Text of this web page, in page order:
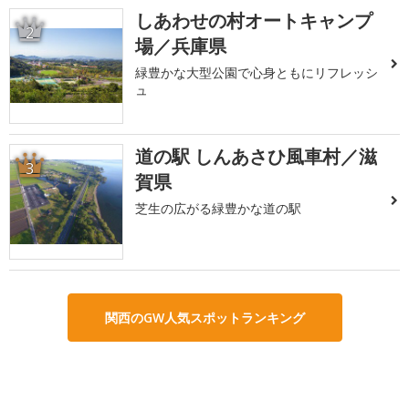
2
しあわせの村オートキャンプ
場／兵庫県
緑豊かな大型公園で心身ともにリフレッシ
ュ
3
道の駅 しんあさひ風車村／滋
賀県
芝生の広がる緑豊かな道の駅
関西のGW人気スポットランキング